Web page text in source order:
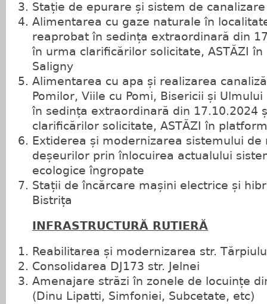
Stație de epurare și sistem de
Alimentarea cu gaze naturale în
reaprobat în sedința extraordinară din
în urma clarificărilor solicitate, ASTĂZI
Saligny
Alimentarea cu apa și realizarea
Pomilor, Viile cu Pomi, Bisericii și
în sedința extraordinară din 17.10.2024
clarificărilor solicitate, ASTĂZI în
Extiderea și modernizarea sistemului
deșeurilor prin înlocuirea actualului
ecologice îngropate
Stații de încărcare mașini electrice și
Bistrița
INFRASTRUCTURĂ RUTIERĂ
Reabilitarea și modernizarea str.
Consolidarea DJ173 str. Jelnei
Amenajare străzi în zonele de locuințe
(Dinu Lipatti, Simfoniei, Subcetate, etc)